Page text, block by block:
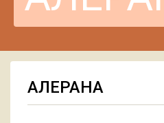
АЛЕРАНА